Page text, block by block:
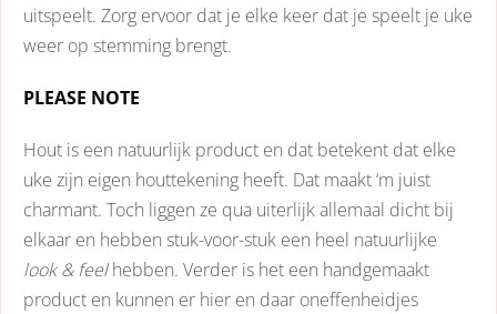
uitspeelt. Zorg ervoor dat je elke keer dat je speelt je uke
weer op stemming brengt.
PLEASE NOTE
Hout is een natuurlijk product en dat betekent dat elke
uke zijn eigen houttekening heeft. Dat maakt ‘m juist
charmant. Toch liggen ze qua uiterlijk allemaal dicht bij
elkaar en hebben stuk-voor-stuk een heel natuurlijke
look & feelhebben. Verder is het een handgemaakt
product en kunnen er hier en daar oneffenheidjes